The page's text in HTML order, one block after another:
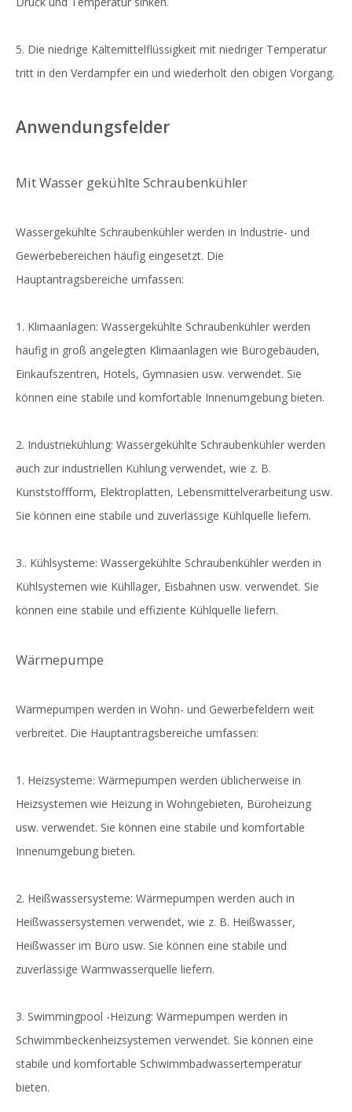
5. Die niedrige Kältemittelflüssigkeit mit niedriger Temperatur
tritt in den Verdampfer ein und wiederholt den obigen Vorgang.
Anwendungsfelder
Mit Wasser gekühlte Schraubenkühler
Wassergekühlte Schraubenkühler werden in Industrie- und
Gewerbebereichen häufig eingesetzt. Die
Hauptantragsbereiche umfassen:
1. Klimaanlagen: Wassergekühlte Schraubenkühler werden
häufig in groß angelegten Klimaanlagen wie Bürogebäuden,
Einkaufszentren, Hotels, Gymnasien usw. verwendet. Sie
können eine stabile und komfortable Innenumgebung bieten.
2. Industriekühlung: Wassergekühlte Schraubenkühler werden
auch zur industriellen Kühlung verwendet, wie z. B.
Kunststoffform, Elektroplatten, Lebensmittelverarbeitung usw.
Sie können eine stabile und zuverlässige Kühlquelle liefern.
3.. Kühlsysteme: Wassergekühlte Schraubenkühler werden in
Kühlsystemen wie Kühllager, Eisbahnen usw. verwendet. Sie
können eine stabile und effiziente Kühlquelle liefern.
Wärmepumpe
Wärmepumpen werden in Wohn- und Gewerbefeldern weit
verbreitet. Die Hauptantragsbereiche umfassen:
1. Heizsysteme: Wärmepumpen werden üblicherweise in
Heizsystemen wie Heizung in Wohngebieten, Büroheizung
usw. verwendet. Sie können eine stabile und komfortable
Innenumgebung bieten.
2. Heißwassersysteme: Wärmepumpen werden auch in
Heißwassersystemen verwendet, wie z. B. Heißwasser,
Heißwasser im Büro usw. Sie können eine stabile und
zuverlässige Warmwasserquelle liefern.
3. Swimmingpool -Heizung: Wärmepumpen werden in
Schwimmbeckenheizsystemen verwendet. Sie können eine
stabile und komfortable Schwimmbadwassertemperatur
bieten.